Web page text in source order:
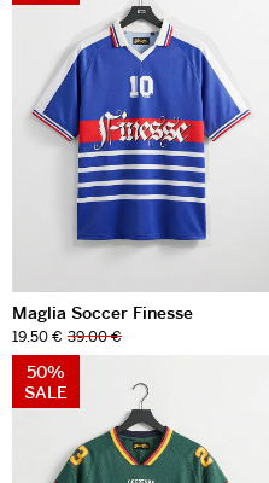
Maglia Soccer Finesse
19.50 € 39.00 €
50%
SALE